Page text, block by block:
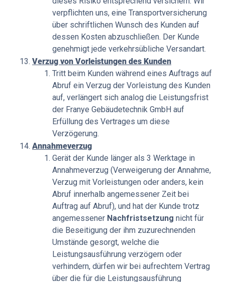
verpflichten uns, eine Transportversicherung
über schriftlichen Wunsch des Kunden auf
dessen Kosten abzuschließen. Der Kunde
genehmigt jede verkehrsübliche Versandart.
Verzug von Vorleistungen des Kunden
Tritt beim Kunden während eines Auftrags auf
Abruf ein Verzug der Vorleistung des Kunden
auf, verlängert sich analog die Leistungsfrist
der Franye Gebäudetechnik GmbH auf
Erfüllung des Vertrages um diese
Verzögerung.
Annahmeverzug
Gerät der Kunde länger als 3 Werktage in
Annahmeverzug (Verweigerung der Annahme,
Verzug mit Vorleistungen oder anders, kein
Abruf innerhalb angemessener Zeit bei
Auftrag auf Abruf), und hat der Kunde trotz
angemessener Nachfristsetzung nicht für
die Beseitigung der ihm zuzurechnenden
Umstände gesorgt, welche die
Leistungsausführung verzögern oder
verhindern, dürfen wir bei aufrechtem Vertrag
über die für die Leistungsausführung